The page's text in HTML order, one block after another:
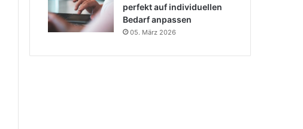
perfekt auf individuellen
Bedarf anpassen
05. März 2026